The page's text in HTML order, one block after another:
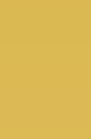
και την πολιτική